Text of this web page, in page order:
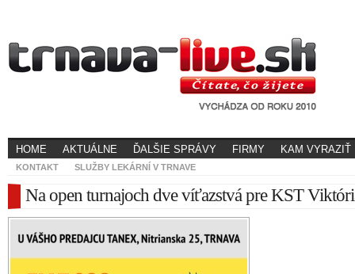
HOME AKTUÁLNE ĎALŠIE SPRÁVY FIRMY KAM VYRAZIŤ
KONTAKT SLUŽBY LEKÁRNÍ V TRNAVE
Na open turnajoch dve víťazstvá pre KST